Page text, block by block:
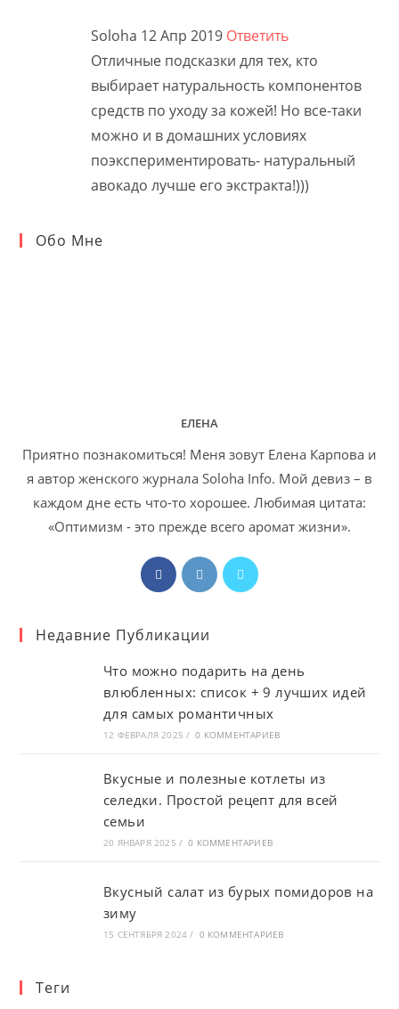
Soloha 12 Апр 2019 Ответить
Отличные подсказки для тех, кто
выбирает натуральность компонентов
средств по уходу за кожей! Но все-таки
можно и в домашних условиях
поэкспериментировать- натуральный
авокадо лучше его экстракта!)))
Обо Мне
ЕЛЕНА
Приятно познакомиться! Меня зовут Елена Карпова и
я автор женского журнала Soloha Info. Мой девиз – в
каждом дне есть что-то хорошее. Любимая цитата:
«Оптимизм - это прежде всего аромат жизни».
Откроется
вкладке
ОткроетсяОткроется
Недавние Публикации
Что можно подарить на день
влюбленных: список + 9 лучших идей
для самых романтичных
12 ФЕВРАЛЯ 2025 / 0 КОММЕНТАРИЕВ
Вкусные и полезные котлеты из
селедки. Простой рецепт для всей
семьи
20 ЯНВАРЯ 2025 / 0 КОММЕНТАРИЕВ
Вкусный салат из бурых помидоров на
зиму
15 СЕНТЯБРЯ 2024 / 0 КОММЕНТАРИЕВ
Теги